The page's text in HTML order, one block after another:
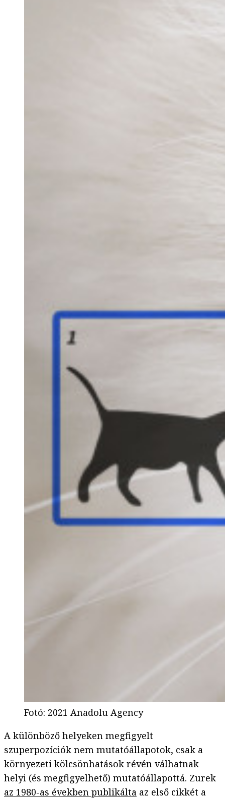
Fotó: 2021 Anadolu Agency
A különböző helyeken megfigyelt
szuperpozíciók nem mutatóállapotok, csak a
környezeti kölcsönhatások révén válhatnak
helyi (és megfigyelhető) mutatóállapottá. Zurek
az 1980-as években publikálta az első cikkét a